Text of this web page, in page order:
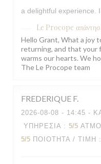
a delightful experience.
Le Procope
Hello Grant, What a joy
returning, and that your
warms our hearts. We
The Le Procope team
FREDERIQUE F
2026-08-08 - 14:45 -
ΥΠΗΡΕΣΊΑ : 5/5
5/5 ΠΟΙΌΤΗΤΑ / ΤΙΜΉ :